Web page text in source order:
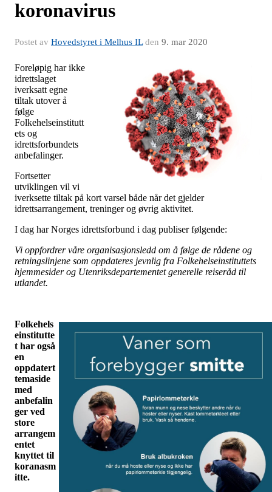
koronavirus
Postet av Hovedstyret i Melhus ILden 9. mar 2020
Foreløpig har ikke
idrettslaget
iverksatt egne
tiltak utover å
følge
Folkehelseinstitutt
ets og
idrettsforbundets
anbefalinger.
Fortsetter
utviklingen vil vi
iverksette tiltak på kort varsel både når det gjelder
idrettsarrangement, treninger og øvrig aktivitet.
I dag har Norges idrettsforbund i dag publiser følgende:
Vi oppfordrer våre organisasjonsledd om å følge de rådene og
retningslinjene som oppdateres jevnlig fra Folkehelseinstituttets
hjemmesider og Utenriksdepartementet generelle reiseråd til
utlandet.
Folkehels
einstitutte
t har også
en
oppdatert
temaside
med
anbefalin
ger ved
store
arrangem
entet
knyttet til
koranasm
itte.